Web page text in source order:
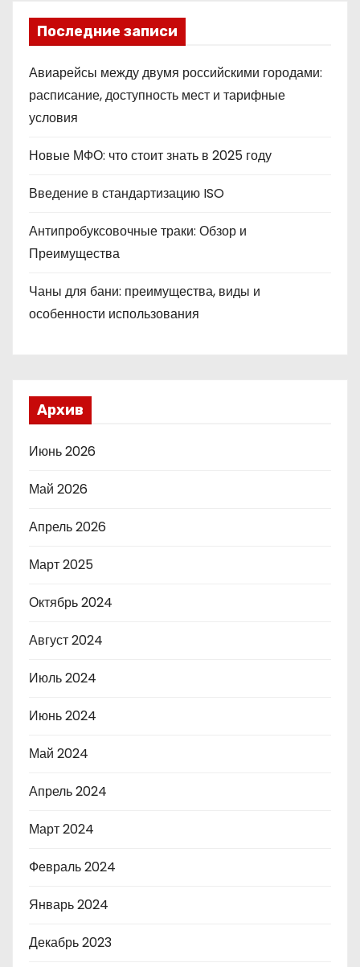
Последние записи
Авиарейсы между двумя российскими городами:
расписание, доступность мест и тарифные
условия
Новые МФО: что стоит знать в 2025 году
Введение в стандартизацию ISO
Антипробуксовочные траки: Обзор и
Преимущества
Чаны для бани: преимущества, виды и
особенности использования
Архив
Июнь 2026
Май 2026
Апрель 2026
Март 2025
Октябрь 2024
Август 2024
Июль 2024
Июнь 2024
Май 2024
Апрель 2024
Март 2024
Февраль 2024
Январь 2024
Декабрь 2023